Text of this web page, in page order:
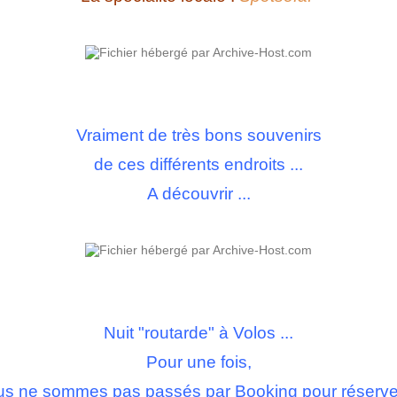
Vraiment de très bons souvenirs
de ces différents endroits ...
A découvrir ...
Nuit "routarde" à Volos ...
Pour une fois,
ne sommes pas passés par Booking pour